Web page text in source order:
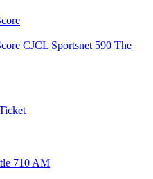
CJCL Sportsnet 590 The
710 AM